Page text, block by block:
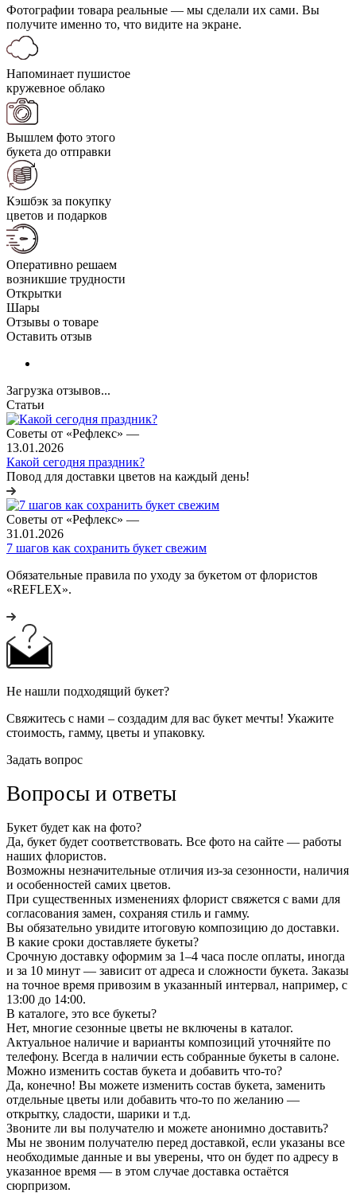
Фотографии товара реальные — мы сделали их сами. Вы
получите именно то, что видите на экране.
Напоминает пушистое
кружевное облако
Вышлем фото этого
букета до отправки
Кэшбэк за покупку
цветов и подарков
Оперативно решаем
возникшие трудности
Открытки
Шары
Отзывы о товаре
Оставить отзыв
Загрузка отзывов...
Статьи
Советы от «Рефлекс» —
13.01.2026
Какой сегодня праздник?
Повод для доставки цветов на каждый день!
Советы от «Рефлекс» —
31.01.2026
7 шагов как сохранить букет свежим
Обязательные правила по уходу за букетом от флористов
«REFLEX».
Не нашли подходящий букет?
Свяжитесь с нами – создадим для вас букет мечты! Укажите
стоимость, гамму, цветы и упаковку.
Задать вопрос
Вопросы и ответы
Букет будет как на фото?
Да, букет будет соответствовать. Все фото на сайте — работы
наших флористов.
Возможны незначительные отличия из-за сезонности, наличия
и особенностей самих цветов.
При существенных изменениях флорист свяжется с вами для
согласования замен, сохраняя стиль и гамму.
Вы обязательно увидите итоговую композицию до доставки.
В какие сроки доставляете букеты?
Срочную доставку оформим за 1–4 часа после оплаты, иногда
и за 10 минут — зависит от адреса и сложности букета. Заказы
на точное время привозим в указанный интервал, например, с
13:00 до 14:00.
В каталоге, это все букеты?
Нет, многие сезонные цветы не включены в каталог.
Актуальное наличие и варианты композиций уточняйте по
телефону. Всегда в наличии есть собранные букеты в салоне.
Можно изменить состав букета и добавить что-то?
Да, конечно! Вы можете изменить состав букета, заменить
отдельные цветы или добавить что-то по желанию —
открытку, сладости, шарики и т.д.
Звоните ли вы получателю и можете анонимно доставить?
Мы не звоним получателю перед доставкой, если указаны все
необходимые данные и вы уверены, что он будет по адресу в
указанное время — в этом случае доставка остаётся
сюрпризом.